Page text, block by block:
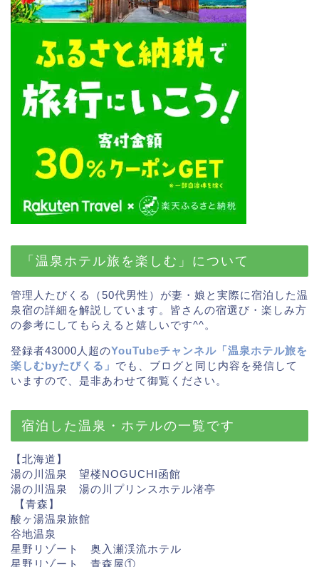
「温泉ホテル旅を楽しむ」について
管理人たびくる（50代男性）が妻・娘と実際に宿泊した温
泉宿の詳細を解説しています。皆さんの宿選び・楽しみ方
の参考にしてもらえると嬉しいです^^。
登録者43000人超のYouTubeチャンネル「温泉ホテル旅を
楽しむbyたびくる」 でも、ブログと同じ内容を発信して
いますので、是非あわせて御覧ください。
宿泊した温泉・ホテルの一覧です
【北海道】
湯の川温泉 望楼NOGUCHI函館
湯の川温泉 湯の川プリンスホテル渚亭
【青森】
酸ヶ湯温泉旅館
谷地温泉
星野リゾート 奥入瀬渓流ホテル
星野リゾート 青森屋①